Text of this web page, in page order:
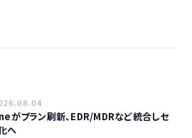
がプラン刷新、EDR/MDRなど統合しセ
へ